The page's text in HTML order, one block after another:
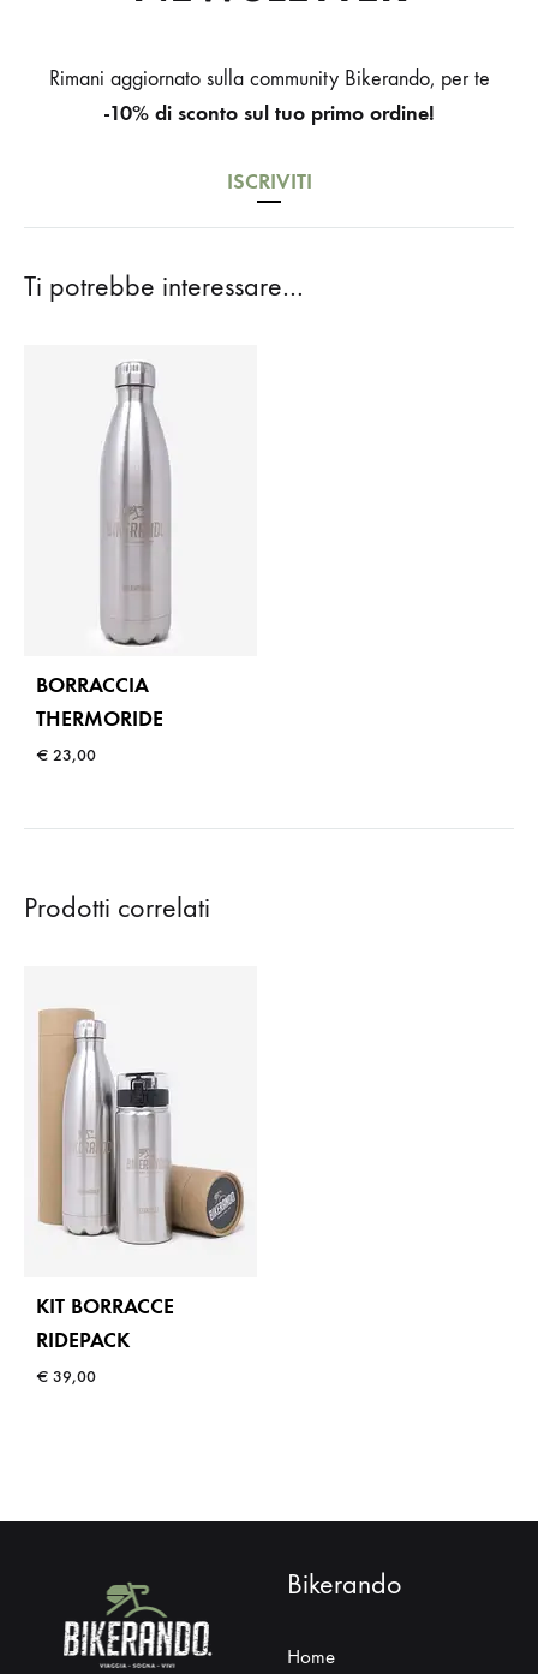
Rimani aggiornato sulla community Bikerando, per te
-10% di sconto sul tuo primo ordine!
ISCRIVITI
Ti potrebbe interessare…
BORRACCIA
THERMORIDE
€ 23,00
Prodotti correlati
KIT BORRACCE
RIDEPACK
€ 39,00
Bikerando
Home